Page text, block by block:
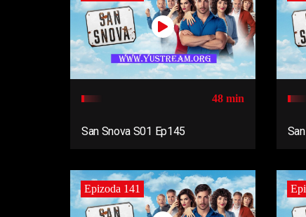
48 min
San Snova S01 Ep145
Epizoda 141